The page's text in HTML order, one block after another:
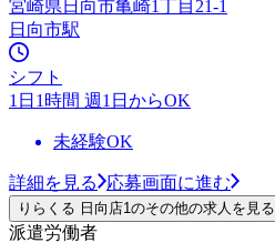
宮崎県日向市亀崎1丁目21-1
日向市駅
シフト
1日1時間 週1日からOK
未経験OK
詳細を見る 応募画面に進む
りらくる 日向店1のその他の求人を見る
派遣労働者